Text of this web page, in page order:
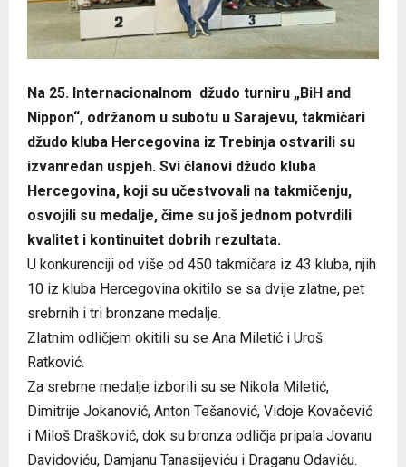
Na 25. Internacionalnom džudo turniru „BiH and
Nippon“, održanom u subotu u Sarajevu, takmičari
džudo kluba Hercegovina iz Trebinja ostvarili su
izvanredan uspjeh. Svi članovi džudo kluba
Hercegovina, koji su učestvovali na takmičenju,
osvojili su medalje, čime su još jednom potvrdili
kvalitet i kontinuitet dobrih rezultata.
U konkurenciji od više od 450 takmičara iz 43 kluba, njih
10 iz kluba Hercegovina okitilo se sa dvije zlatne, pet
srebrnih i tri bronzane medalje.
Zlatnim odličjem okitili su se Ana Miletić i Uroš
Ratković.
Za srebrne medalje izborili su se Nikola Miletić,
Dimitrije Jokanović, Anton Tešanović, Vidoje Kovačević
i Miloš Drašković, dok su bronza odličja pripala Jovanu
Davidoviću, Damjanu Tanasijeviću i Draganu Odaviću.